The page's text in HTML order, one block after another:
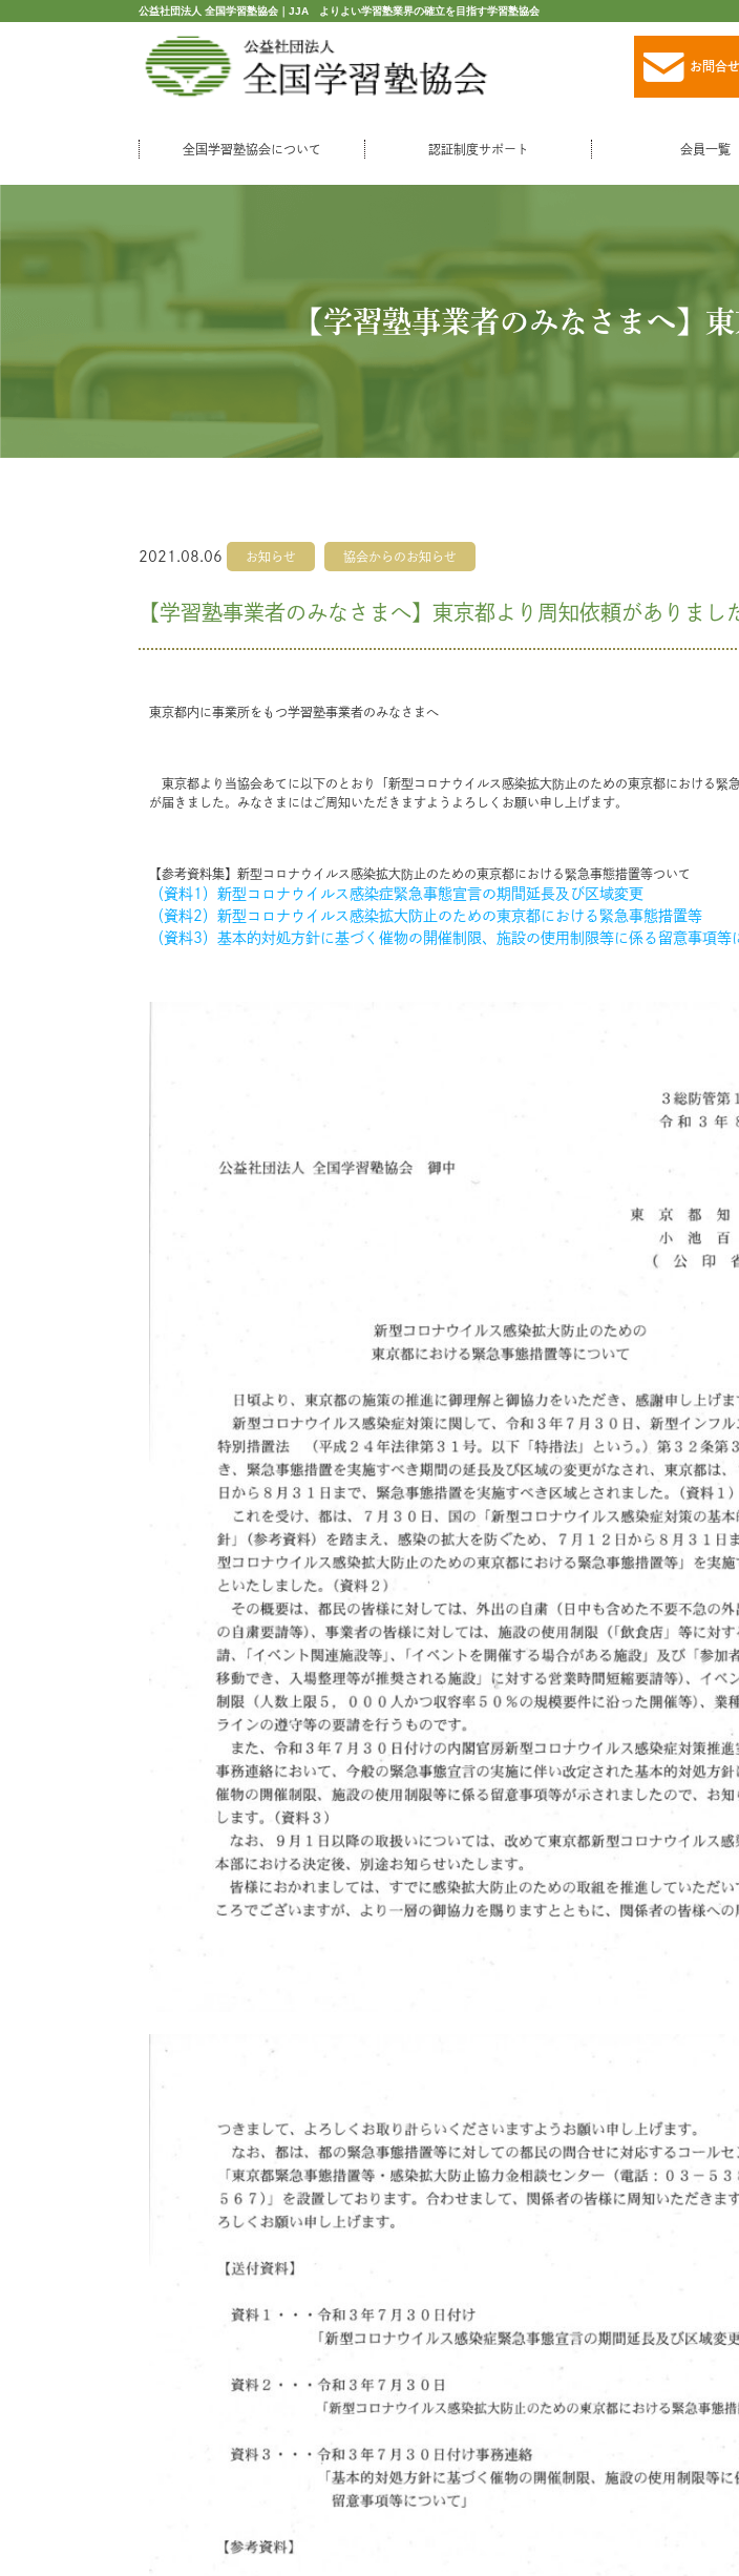
公益社団法人 全国学習塾協会｜JJA よりよい学習塾業界の確立を目指す学習塾協会
お問合
全国学習塾協会について 認証制度サポート 会員一覧
【学習塾事業者のみなさまへ】
2021.08.06 お知らせ 協会からのお知らせ
【学習塾事業者のみなさまへ】東京都より周知依頼がありまし
東京都内に事業所をもつ学習塾事業者のみなさまへ
東京都より当協会あてに以下のとおり「新型コロナウイルス感染拡大防止のための東京都における緊
が届きました。みなさまにはご周知いただきますようよろしくお願い申し上げます。
【参考資料集】新型コロナウイルス感染拡大防止のための東京都における緊急事態措置等ついて
（資料1）新型コロナウイルス感染症緊急事態宣言の期間延長及び区域変更
（資料2）新型コロナウイルス感染拡大防止のための東京都における緊急事態措置等
（資料3）基本的対処方針に基づく催物の開催制限、施設の使用制限等に係る留意事項等